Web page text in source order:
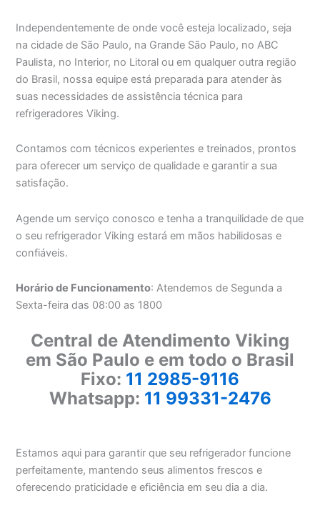
Independentemente de onde você esteja localizado, seja
na cidade de São Paulo, na Grande São Paulo, no ABC
Paulista, no Interior, no Litoral ou em qualquer outra região
do Brasil, nossa equipe está preparada para atender às
suas necessidades de assistência técnica para
refrigeradores Viking.
Contamos com técnicos experientes e treinados, prontos
para oferecer um serviço de qualidade e garantir a sua
satisfação.
Agende um serviço conosco e tenha a tranquilidade de que
o seu refrigerador Viking estará em mãos habilidosas e
confiáveis.
Horário de Funcionamento: Atendemos de Segunda a
Sexta-feira das 08:00 as 1800
Central de Atendimento Viking
em São Paulo e em todo o Brasil
Fixo: 11 2985-9116
Whatsapp: 11 99331-2476
Estamos aqui para garantir que seu refrigerador funcione
perfeitamente, mantendo seus alimentos frescos e
oferecendo praticidade e eficiência em seu dia a dia.